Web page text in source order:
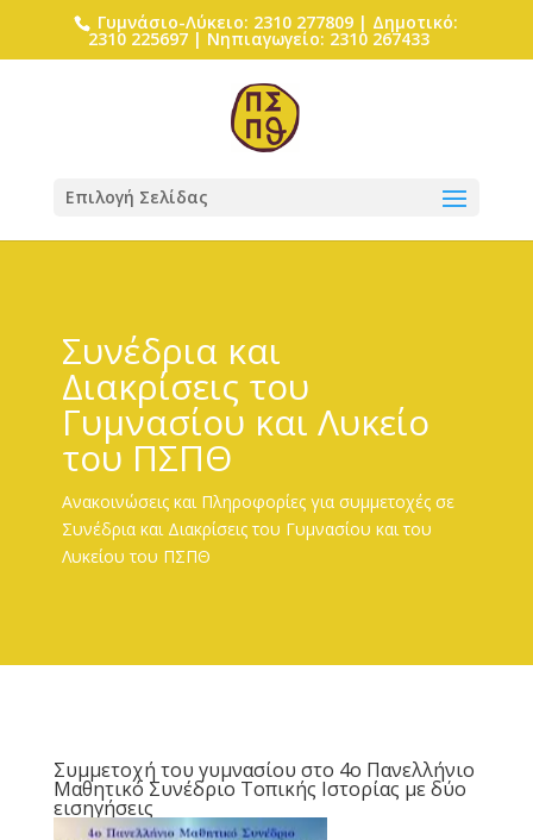
Γυμνάσιο-Λύκειο: 2310 277809 | Δημοτικό:
2310 225697 | Νηπιαγωγείο: 2310 267433
Επιλογή Σελίδας
Συνέδρια και
Διακρίσεις του
Γυμνασίου και Λυκείο
του ΠΣΠΘ
Ανακοινώσεις και Πληροφορίες για συμμετοχές σε
Συνέδρια και Διακρίσεις του Γυμνασίου και του
Λυκείου του ΠΣΠΘ
Συμμετοχή του γυμνασίου στο 4ο Πανελλήνιο
Μαθητικό Συνέδριο Τοπικής Ιστορίας με δύο
εισηγήσεις